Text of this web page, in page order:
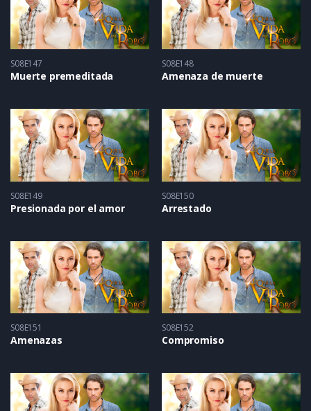
S08E147
Muerte premeditada
S08E148
Amenaza de muerte
S08E149
Presionada por el amor
S08E150
Arrestado
S08E151
Amenazas
S08E152
Compromiso